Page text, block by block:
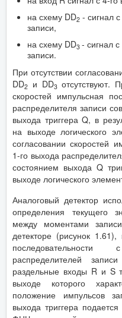
на схему DD2 - сигнал
записи,
на схему DD3 - сигнал
записи.
При отсутствии
DD2 и DD3 отсутствуют.
скоростей импульсная
распределителя записи
выхода триггера Q, в
на выходе логического
согласовании скоростей
1-го выхода
состоянием выхода Q
выходе логического
Аналоговый детектор
определения текущего
между моментами
детекторе (рисунок
распределителей
раздельные входы R и S
выходе которого
положение импульсов
выхода триггера